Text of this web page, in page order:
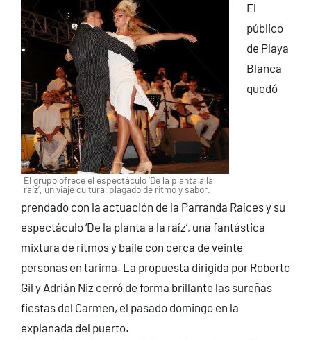
El grupo ofrece el espectáculo ‘De la planta a la
raíz’, un viaje cultural plagado de ritmo y sabor.
El
público
de Playa
Blanca
quedó
prendado con la actuación de la Parranda Raíces y su
espectáculo ‘De la planta a la raíz’, una fantástica
mixtura de ritmos y baile con cerca de veinte
personas en tarima. La propuesta dirigida por Roberto
Gil y Adrián Niz cerró de forma brillante las sureñas
fiestas del Carmen, el pasado domingo en la
explanada del puerto.